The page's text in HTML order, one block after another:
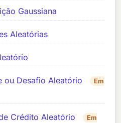
Gaussiana
Aleatórias
ou Desafio Aleatório
Em
Crédito Aleatório
Em